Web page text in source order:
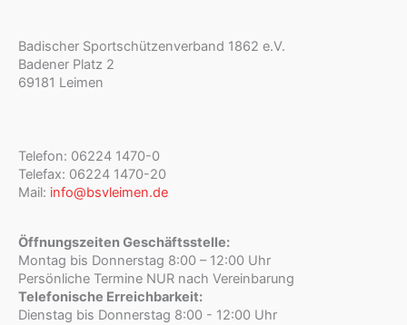
Badischer Sportschützenverband 1862 e.V.
Badener Platz 2
69181 Leimen
Telefon: 06224 1470-0
Telefax: 06224 1470-20
Mail: info@bsvleimen.de
Öffnungszeiten Geschäftsstelle:
Montag bis Donnerstag 8:00 – 12:00 Uhr
Persönliche Termine NUR nach Vereinbarung
Telefonische Erreichbarkeit:
Dienstag bis Donnerstag 8:00 - 12:00 Uhr